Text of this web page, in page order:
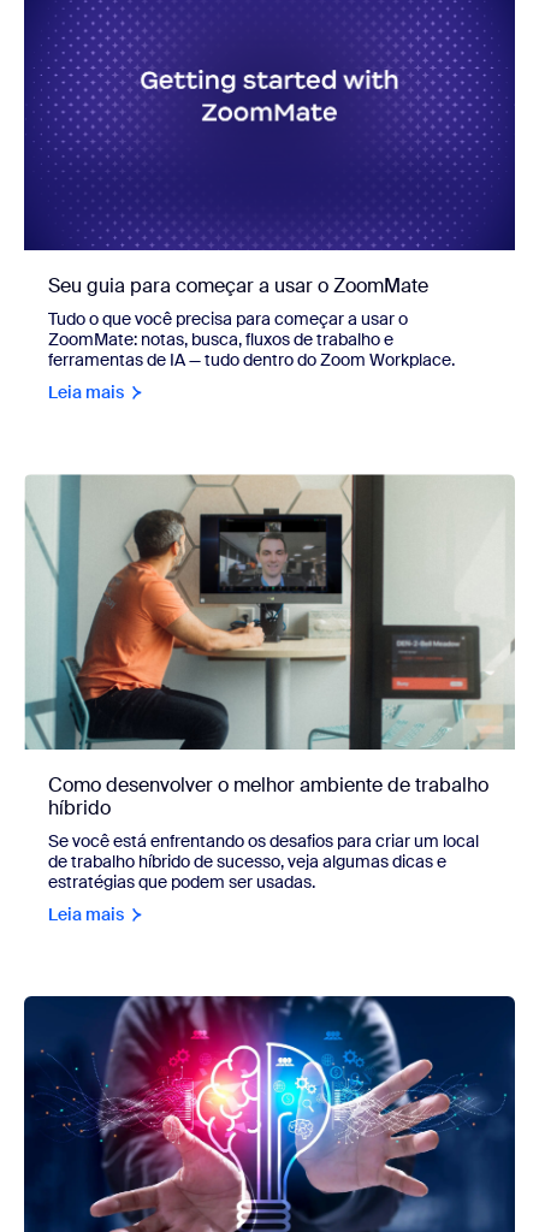
Seu guia para começar a usar o ZoomMate
Tudo o que você precisa para começar a usar o
ZoomMate: notas, busca, fluxos de trabalho e
ferramentas de IA — tudo dentro do Zoom Workplace.
Leia mais
Como desenvolver o melhor ambiente de trabalho
híbrido
Se você está enfrentando os desafios para criar um local
de trabalho híbrido de sucesso, veja algumas dicas e
estratégias que podem ser usadas.
Leia mais